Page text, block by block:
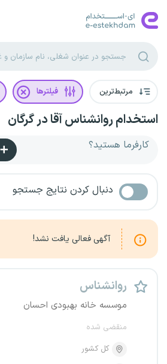
مرتبط‌ترین فیلترها
استخدام روانشناس آقا در گرگان
کارفرما هستید؟
دنبال کردن نتایج جستجو
آگهی فعالی یافت نشد!
روانشناس
موسسه خانه بهبودی احسان
منقضی شده
کل کشور